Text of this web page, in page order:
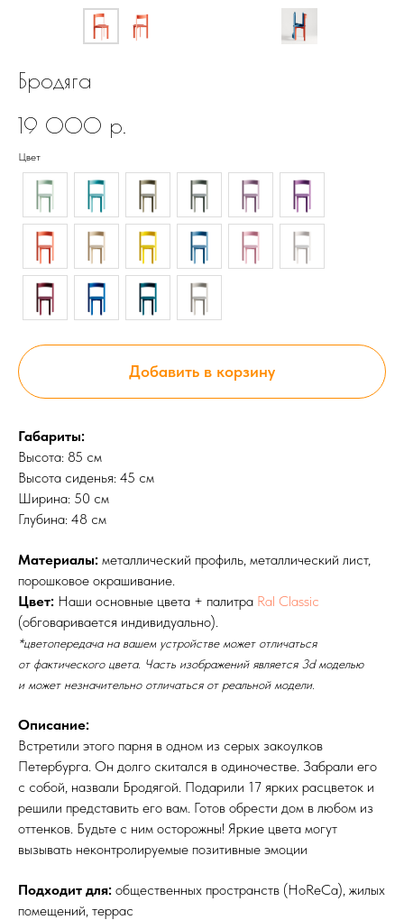
Бродяга
19 000 р.
Цвет
Добавить в корзину
Габариты:
Высота: 85 см
Высота сиденья: 45 см
Ширина: 50 см
Глубина: 48 см
Материалы: металлический профиль, металлический лист,
порошковое окрашивание.
Цвет: Наши основные цвета + палитра Ral Classic
(обговаривается индивидуально).
*цветопередача на вашем устройстве может отличаться
от фактического цвета. Часть изображений является 3d моделью
и может незначительно отличаться от реальной модели.
Описание:
Встретили этого парня в одном из серых закоулков
Петербурга. Он долго скитался в одиночестве. Забрали его
с собой, назвали Бродягой. Подарили 17 ярких расцветок и
решили представить его вам. Готов обрести дом в любом из
оттенков. Будьте с ним осторожны! Яркие цвета могут
вызывать неконтролируемые позитивные эмоции
Подходит для: общественных пространств (HoReCa), жилых
помещений, террас